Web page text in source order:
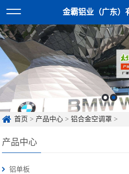
金霸铝业（广东）
首页 > 产品中心 >铝合金空调罩 >
产品中心
铝单板